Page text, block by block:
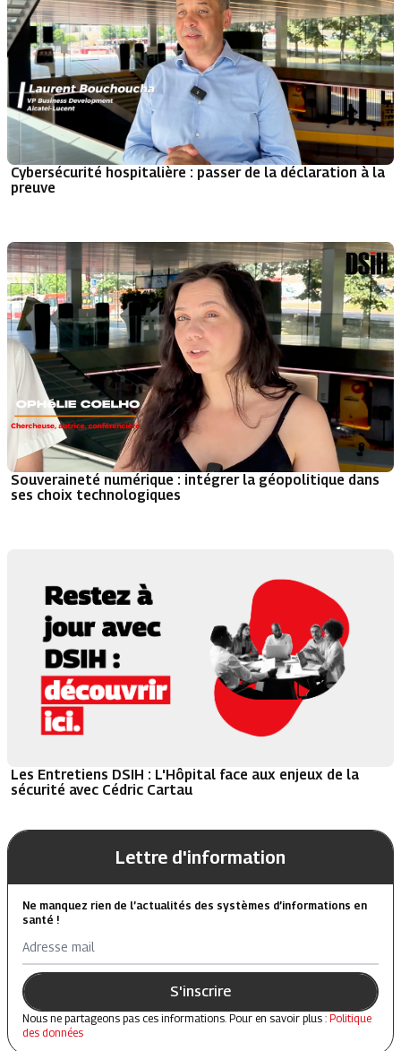
Cybersécurité hospitalière : passer de la déclaration à la
preuve
Souveraineté numérique : intégrer la géopolitique dans
ses choix technologiques
Les Entretiens DSIH : L'Hôpital face aux enjeux de la
sécurité avec Cédric Cartau
Lettre d'information
Ne manquez rien de l’actualités des systèmes d’informations en
santé !
Adresse mail
S'inscrire
Nous ne partageons pas ces informations. Pour en savoir plus : Politique
des données